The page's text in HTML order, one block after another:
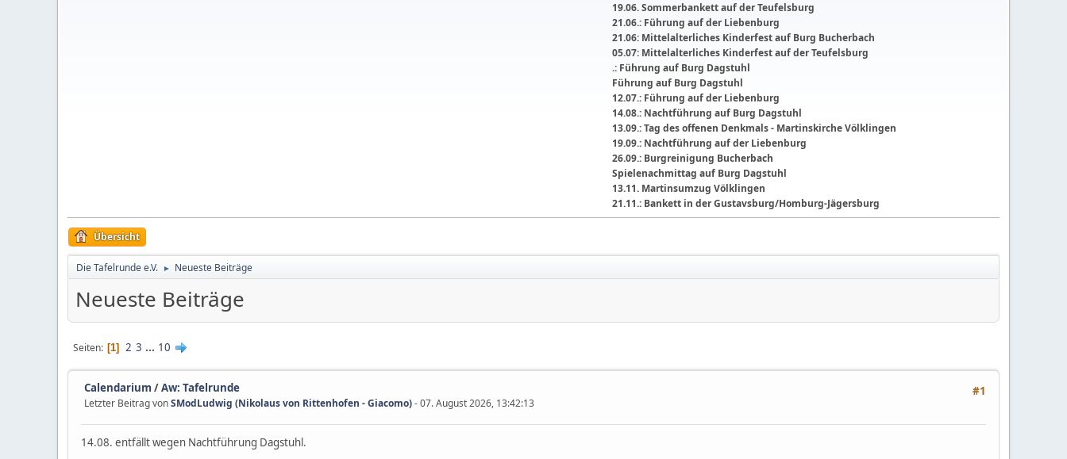
19.06. Sommerbankett auf der Teufelsburg
21.06.: Führung auf der Liebenburg
21.06: Mittelalterliches Kinderfest auf Burg Bucherbach
05.07: Mittelalterliches Kinderfest auf der Teufelsburg
.: Führung auf Burg Dagstuhl
Führung auf Burg Dagstuhl
12.07.: Führung auf der Liebenburg
14.08.: Nachtführung auf Burg Dagstuhl
13.09.: Tag des offenen Denkmals - Martinskirche Völklingen
19.09.: Nachtführung auf der Liebenburg
26.09.: Burgreinigung Bucherbach
Spielenachmittag auf Burg Dagstuhl
13.11. Martinsumzug Völklingen
21.11.: Bankett in der Gustavsburg/Homburg-Jägersburg
Übersicht
Die Tafelrunde e.V. ► Neueste Beiträge
Neueste Beiträge
Seiten 1 2 3 ... 10
#1
Calendarium /Aw: Tafelrunde
Letzter Beitrag vonSModLudwig (Nikolaus von Rittenhofen - Giacomo)- 07. August 2026, 13:42:13
14.08. entfällt wegen Nachtführung Dagstuhl.